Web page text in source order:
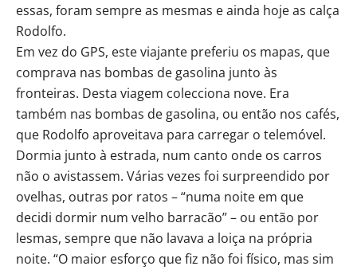
essas, foram sempre as mesmas e ainda hoje as calça
Rodolfo.
Em vez do GPS, este viajante preferiu os mapas, que
comprava nas bombas de gasolina junto às
fronteiras. Desta viagem colecciona nove. Era
também nas bombas de gasolina, ou então nos cafés,
que Rodolfo aproveitava para carregar o telemóvel.
Dormia junto à estrada, num canto onde os carros
não o avistassem. Várias vezes foi surpreendido por
ovelhas, outras por ratos – “numa noite em que
decidi dormir num velho barracão” – ou então por
lesmas, sempre que não lavava a loiça na própria
noite. “O maior esforço que fiz não foi físico, mas sim